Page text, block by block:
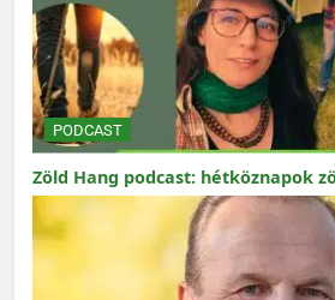
PODCAST
Zöld Hang podcast: hétköznapok